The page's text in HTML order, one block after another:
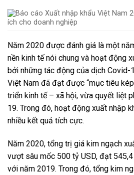
Năm 2020 được đánh giá là một
nền kinh tế nói chung và hoạt động
bởi những tác động của dịch Covid-
Việt Nam đã đạt được “mục tiêu
triển kinh tế – xã hội, vừa quyết liệt
19. Trong đó, hoạt động xuất nhập
nhiều kết quả tích cực.
Năm 2020, tổng trị giá kim ngạch
vượt sâu mốc 500 tỷ USD, đạt
với năm 2019. Trong đó, tổng kim